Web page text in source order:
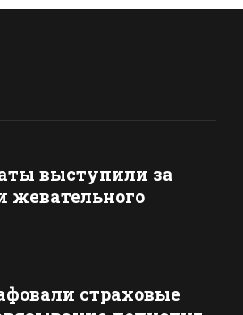
выступили за
жевательного
страховые